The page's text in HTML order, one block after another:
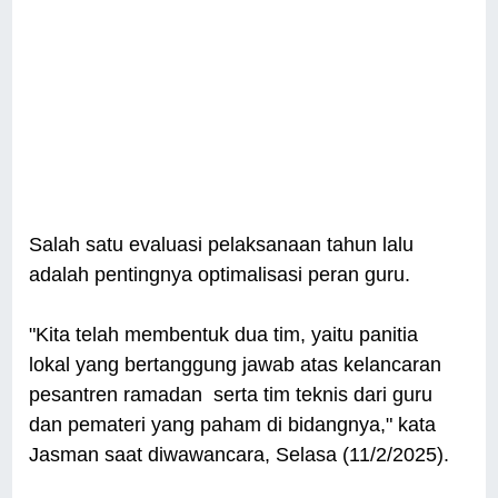
Salah satu evaluasi pelaksanaan tahun lalu
adalah pentingnya optimalisasi peran guru.
"Kita telah membentuk dua tim, yaitu panitia
lokal yang bertanggung jawab atas kelancaran
pesantren ramadan serta tim teknis dari guru
dan pemateri yang paham di bidangnya," kata
Jasman saat diwawancara, Selasa (11/2/2025).